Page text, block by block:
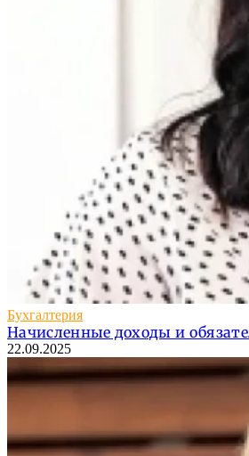
Бухгалтерия
Начисленные доходы и
22.09.2025